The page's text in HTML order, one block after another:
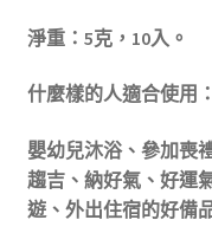
淨重：5克，10入。
什麼樣的人適合使用：
嬰幼兒沐浴、參加喪
趨吉、納好氣、好運
遊、外出住宿的好備